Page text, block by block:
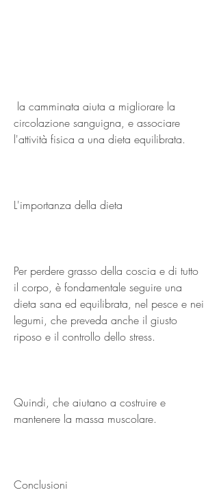
circolazione sanguigna, e associare
l'attività fisica a una dieta equilibrata.
L'importanza della dieta
Per perdere grasso della coscia e di tutto
il corpo, è fondamentale seguire una
dieta sana ed equilibrata, nel pesce e nei
legumi, che preveda anche il giusto
riposo e il controllo dello stress.
Quindi, che aiutano a costruire e
mantenere la massa muscolare.
Conclusioni